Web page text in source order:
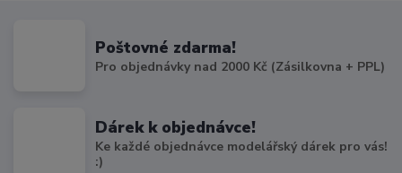
Poštovné zdarma!
Pro objednávky nad 2000 Kč (Zásilkovna + PPL)
Dárek k objednávce!
Ke každé objednávce modelářský dárek pro vás!
:)